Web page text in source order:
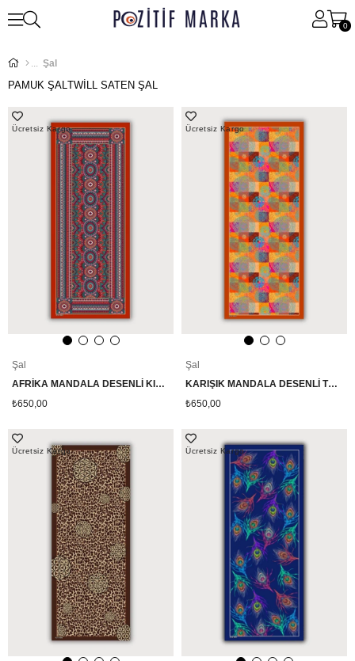
0
Şal
PAMUK ŞALTWİLL SATEN ŞAL
Şal
AFRİKA MANDALA DESENLİ KIRMIZI PAMUK ŞAL
₺650,00
Ücretsiz Kargo
Şal
KARIŞIK MANDALA DESENLİ TURUNCU PAMUK ŞAL
₺650,00
Ücretsiz Kargo
Ücretsiz Kargo Ücretsiz Kargo